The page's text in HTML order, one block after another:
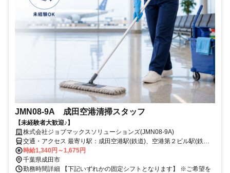
JMN08-9A 成田空港清掃スタッフ
【未経験者大歓迎♪】
株式会社ジョブマックスソリューションズ(JMN08-9A)
交通・アクセス 最寄り駅：成田空港駅(鉄道)、空港第２ビル駅(鉄
道)、東成田駅
時給1,340円～1,675円
千葉県成田市
勤務時間詳細 【下記いずれかの固定シフトとなります】 ※ご希望を